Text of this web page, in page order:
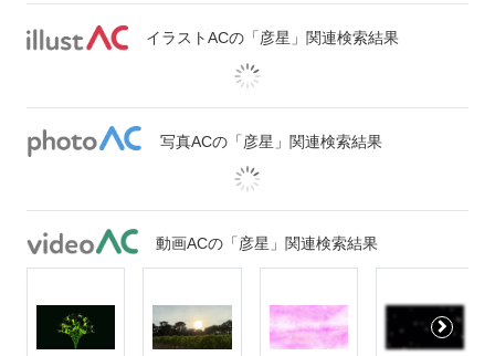
イラストACの「彦星」関連検索結果
写真ACの「彦星」関連検索結果
動画ACの「彦星」関連検索結果